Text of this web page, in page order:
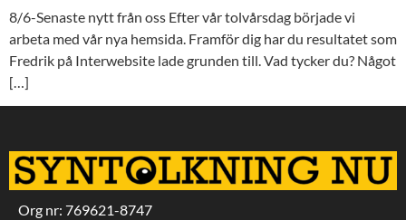
8/6-Senaste nytt från oss Efter vår tolvårsdag började vi
arbeta med vår nya hemsida. Framför dig har du resultatet som
Fredrik på Interwebsite lade grunden till. Vad tycker du? Något
[…]
Org nr: 769621-8747